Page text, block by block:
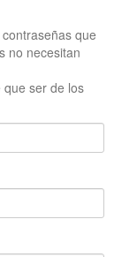
que
no necesitan
ser de los